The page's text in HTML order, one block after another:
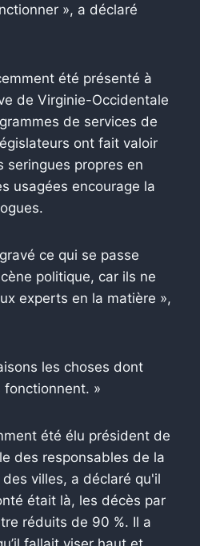
», a déclaré
été présenté à
de Virginie-Occidentale
de services de
ont fait valoir
seringues propres en
usagées encourage la
ce qui se passe
politique, car ils ne
experts en la matière »,
les choses dont
fonctionnent. »
été élu président de
des responsables de la
villes, a déclaré qu'il
était là, les décès par
réduits de 90 %. Il a